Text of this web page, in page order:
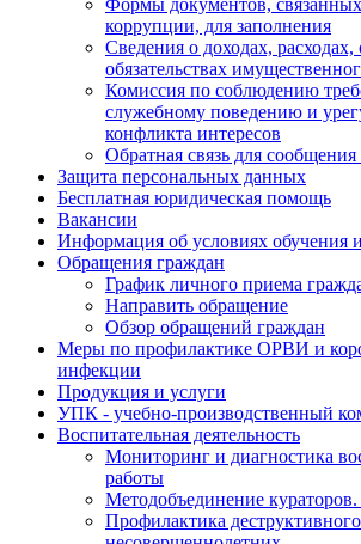
коррупции, для заполнения
Сведения о доходах,
обязательствах
Комиссия по соблюдению
служебному поведению и
конфликта интересов
Обратная связь для
Защита персональных данных
Бесплатная юридическая помощь
Вакансии
Информация об условиях обучения
Обращения граждан
График личного приема
Направить обращение
Обзор обращений граждан
Меры по профилактике ОРВИ и
инфекции
Продукция и услуги
УПК - учебно-производственный
Воспитательная деятельность
Мониторинг и диагностика
работы
Методобъединение
Профилактика